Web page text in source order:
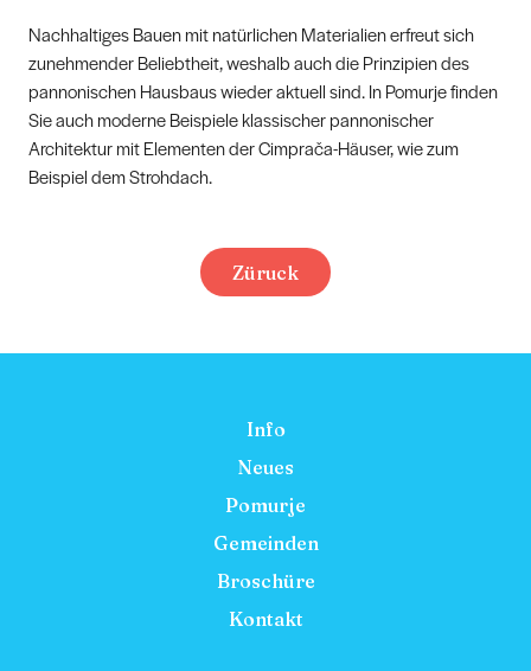
Nachhaltiges Bauen mit natürlichen Materialien erfreut sich
zunehmender Beliebtheit, weshalb auch die Prinzipien des
pannonischen Hausbaus wieder aktuell sind. In Pomurje finden
Sie auch moderne Beispiele klassischer pannonischer
Architektur mit Elementen der Cimprača-Häuser, wie zum
Beispiel dem Strohdach.
Züruck
Info
Neues
Pomurje
Gemeinden
Broschüre
Kontakt